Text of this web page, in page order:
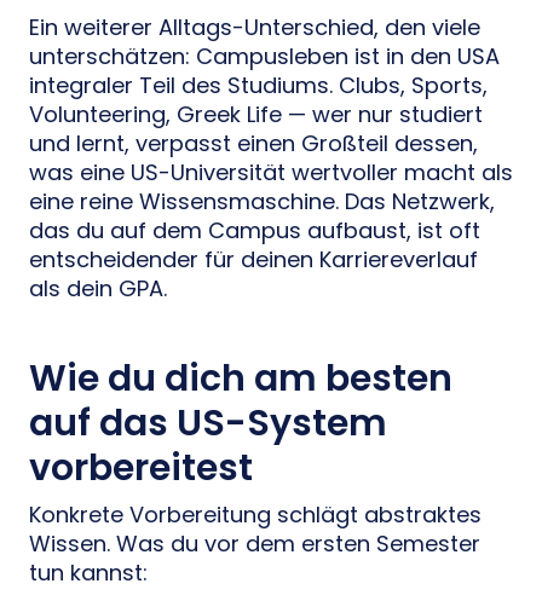
Ein weiterer Alltags-Unterschied, den viele
unterschätzen: Campusleben ist in den USA
integraler Teil des Studiums. Clubs, Sports,
Volunteering, Greek Life — wer nur studiert
und lernt, verpasst einen Großteil dessen,
was eine US-Universität wertvoller macht als
eine reine Wissensmaschine. Das Netzwerk,
das du auf dem Campus aufbaust, ist oft
entscheidender für deinen Karriereverlauf
als dein GPA.
Wie du dich am besten
auf das US-System
vorbereitest
Konkrete Vorbereitung schlägt abstraktes
Wissen. Was du vor dem ersten Semester
tun kannst: